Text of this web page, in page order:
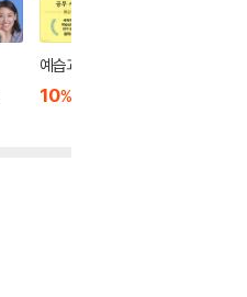
예습과 복습의 과학
10%